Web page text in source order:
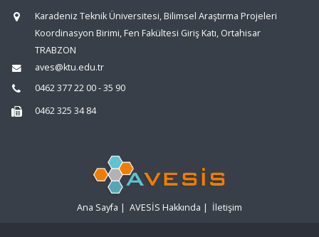
Karadeniz Teknik Üniversitesi, Bilimsel Araştırma Projeleri
Koordinasyon Birimi, Fen Fakültesi Giriş Katı, Ortahisar
TRABZON
aves@ktu.edu.tr
0462 377 22 00 - 35 90
0462 325 34 84
Ana Sayfa | AVESİS Hakkında | İletişim